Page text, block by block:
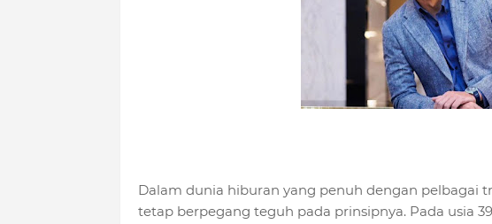
Dalam dunia hiburan yang penuh dengan pelbagai
tetap berpegang teguh pada prinsipnya. Pada usia